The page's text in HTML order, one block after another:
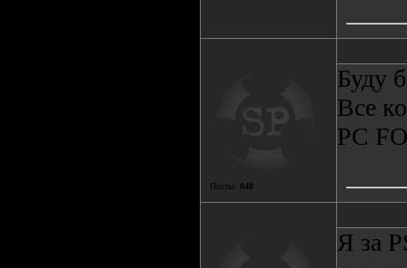
Посты: 848
Буду
Все
PC
Я за